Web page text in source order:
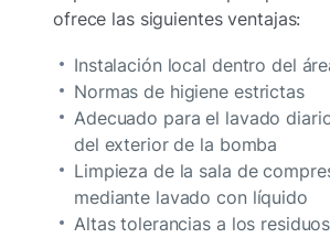
ofrece las siguientes ventajas:
Instalación local dentro del
Normas de higiene estrictas
Adecuado para el lavado
del exterior de la bomba
Limpieza de la sala de
mediante lavado con líquido
Altas tolerancias a los